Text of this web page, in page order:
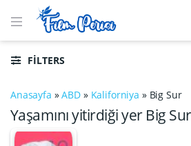
FILTERS
Anasayfa »ABD » Kaliforniya » Big Sur
Yaşamını yitirdiği yer Big